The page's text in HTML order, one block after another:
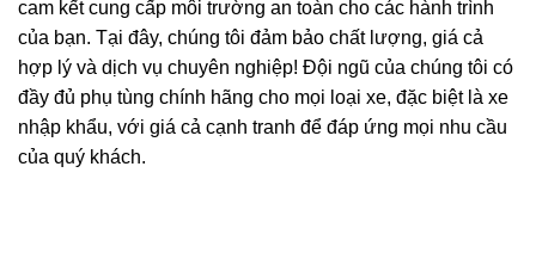
cam kết cung cấp môi trường an toàn cho các hành trình
của bạn. Tại đây, chúng tôi đảm bảo chất lượng, giá cả
hợp lý và dịch vụ chuyên nghiệp! Đội ngũ của chúng tôi có
đầy đủ phụ tùng chính hãng cho mọi loại xe, đặc biệt là xe
nhập khẩu, với giá cả cạnh tranh để đáp ứng mọi nhu cầu
của quý khách.